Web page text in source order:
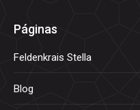
Páginas
Feldenkrais Stella
Blog